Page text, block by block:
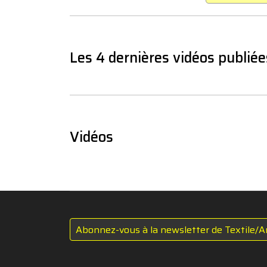
Les 4 dernières vidéos
Vidéos
Abonnez-vous à la newsletter de Textile/